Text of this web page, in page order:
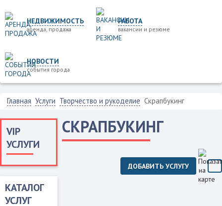
НЕДВИЖИМОСТЬ
аренда, продажа
РАБОТА
вакансии и резюме
НОВОСТИ
события города
Главная Услуги Творчество и рукоделие Скрапбукинг
VIP
УСЛУГИ
КАТАЛОГ
УСЛУГ
СКРАПБУКИНГ
ДОБАВИТЬ УСЛУГУ